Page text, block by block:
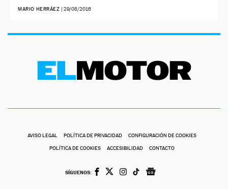
MARIO HERRÁEZ | 29/08/2016
AVISO LEGAL POLÍTICA DE PRIVACIDAD CONFIGURACIÓN DE COOKIES
POLÍTICA DE COOKIES ACCESIBILIDAD CONTACTO
SÍGUENOS: